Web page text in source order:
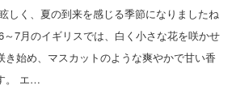
しく、夏の到来を感じる季節になりましたね
7月のイギリスでは、白く小さな花を咲かせ
き始め、マスカットのような爽やかで甘い香
。 エ…